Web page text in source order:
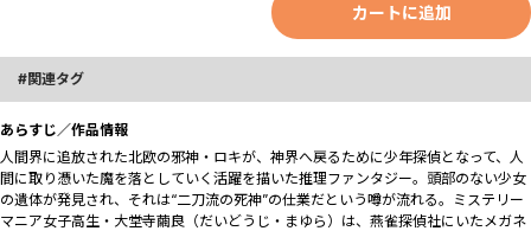
カートに追加
関連タグ
あらすじ／作品情報
人間界に追放された北欧の邪神・ロキが、神界へ戻るために少年探偵となって、人
間に取り憑いた魔を落としていく活躍を描いた推理ファンタジー。頭部のない少女
の遺体が発見され、それは“二刀流の死神”の仕業だという噂が流れる。ミステリー
マニア女子高生・大堂寺繭良（だいどうじ・まゆら）は、燕雀探偵社にいたメガネ